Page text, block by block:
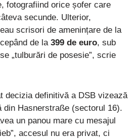
fotografiind orice șofer care
secunde. Ulterior,
scrisori de amenințare de la
de la 399 de euro, sub
„tulburări de posesie”, scrie
decizia definitivă a DSB vizează
din Hasnerstraße (sectorul 16).
un panou mare cu mesajul
accesul nu era privat, ci